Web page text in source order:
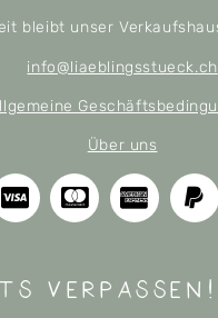
bleibt unser
info@liaeblingsstueck.ch
Über uns
verpassen!